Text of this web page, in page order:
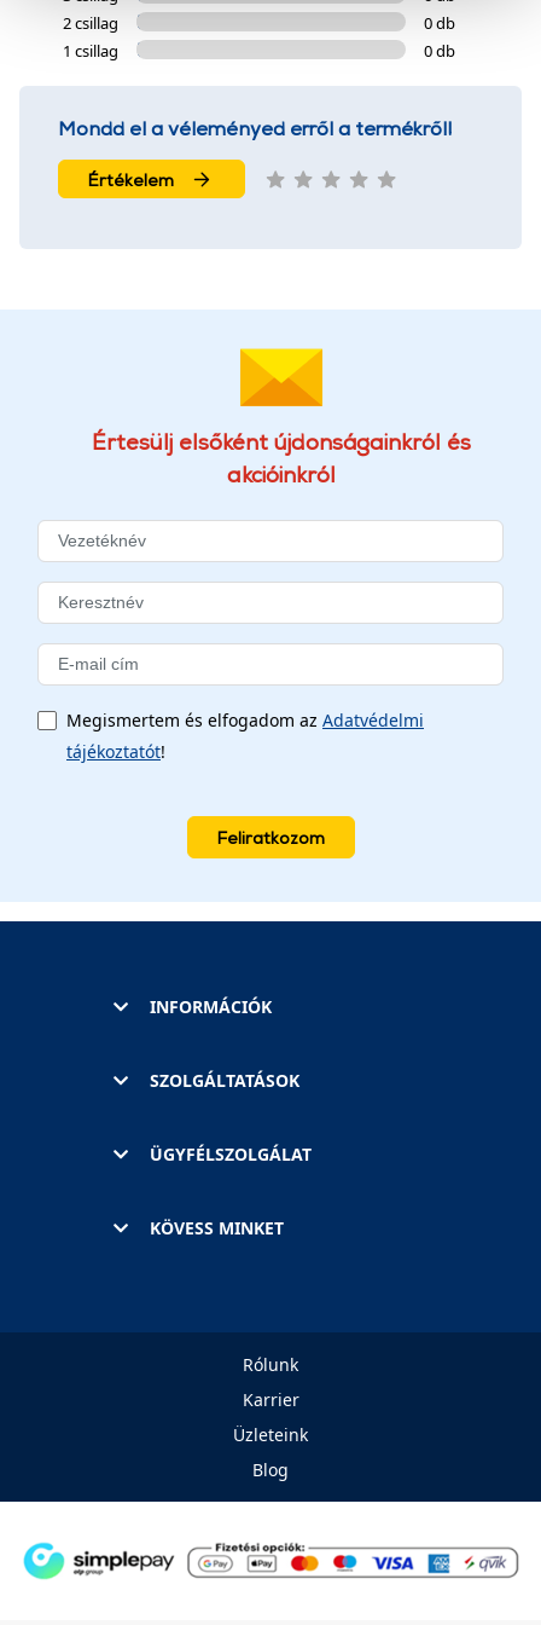
szolgáltatásaink biztosításához szükségesek. Az oldal
használatával Ön elfogadja a cookie-k használatát.
További információk:ÁSZFésAdatvédelem
2 csillag
0 db
1 csillag
0 db
Mondd el a véleményed erről a termékről!
Értékelem
Értesülj elsőként újdonságainkról és
akcióinkról
Megismertem és elfogadom az Adatvédelmi
tájékoztatót!
Feliratkozom
INFORMÁCIÓK
SZOLGÁLTATÁSOK
ÜGYFÉLSZOLGÁLAT
KÖVESS MINKET
Rólunk
Karrier
Üzleteink
Blog